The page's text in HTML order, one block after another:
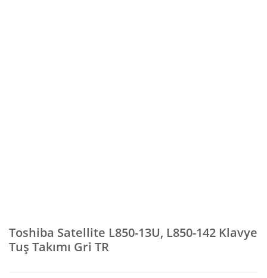
Toshiba Satellite L850-13U, L850-142 Klavye
Tuş Takımı Gri TR